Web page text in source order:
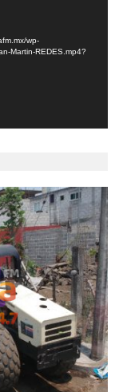
wp-
Martin-REDES.mp4?